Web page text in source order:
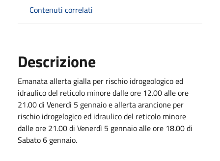
Contenuti correlati
Descrizione
Emanata allerta gialla per rischio idrogeologico ed
idraulico del reticolo minore dalle ore 12.00 alle ore
21.00 di Venerdì 5 gennaio e allerta arancione per
rischio idrogelogico ed idraulico del reticolo minore
dalle ore 21.00 di Venerdì 5 gennaio alle ore 18.00 di
Sabato 6 gennaio.